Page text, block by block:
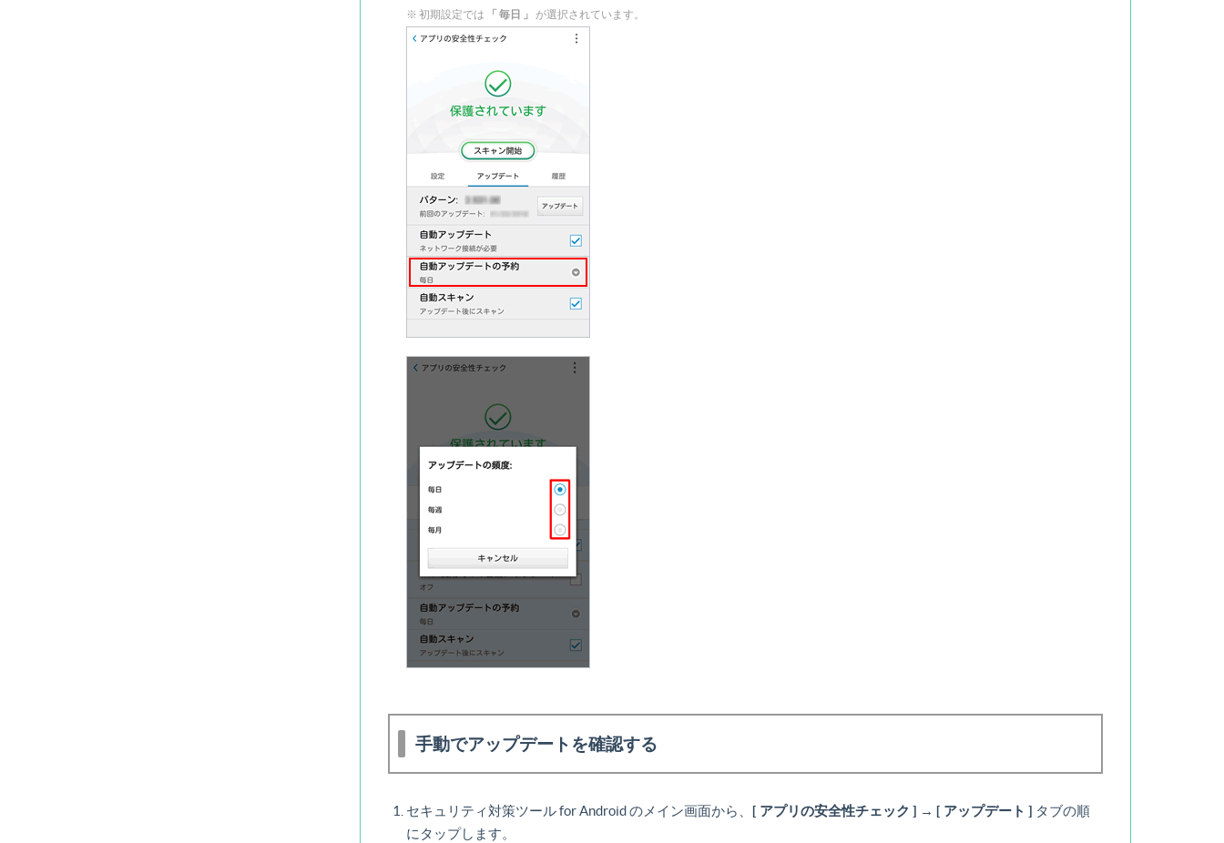
※ 初期設定では 「 毎日 」 が選択されています。
手動でアップデートを確認する
セキュリティ対策ツール for Android のメイン画面から、 [ アプリの安全性チェック ] → [ アップデート ] タブの順
にタップします。